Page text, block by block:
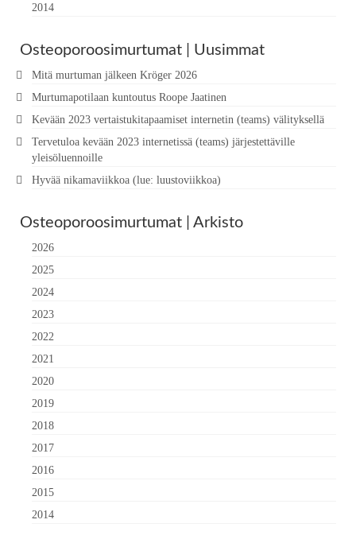
2014
Osteoporoosimurtumat | Uusimmat
Mitä murtuman jälkeen Kröger 2026
Murtumapotilaan kuntoutus Roope Jaatinen
Kevään 2023 vertaistukitapaamiset internetin (teams) välityksellä
Tervetuloa kevään 2023 internetissä (teams) järjestettäville
yleisöluennoille
Hyvää nikamaviikkoa (lue: luustoviikkoa)
Osteoporoosimurtumat | Arkisto
2026
2025
2024
2023
2022
2021
2020
2019
2018
2017
2016
2015
2014